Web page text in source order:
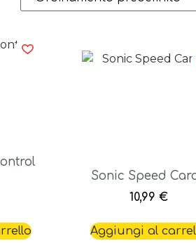
Sonic Speed
10,99 €
Aggiungi al